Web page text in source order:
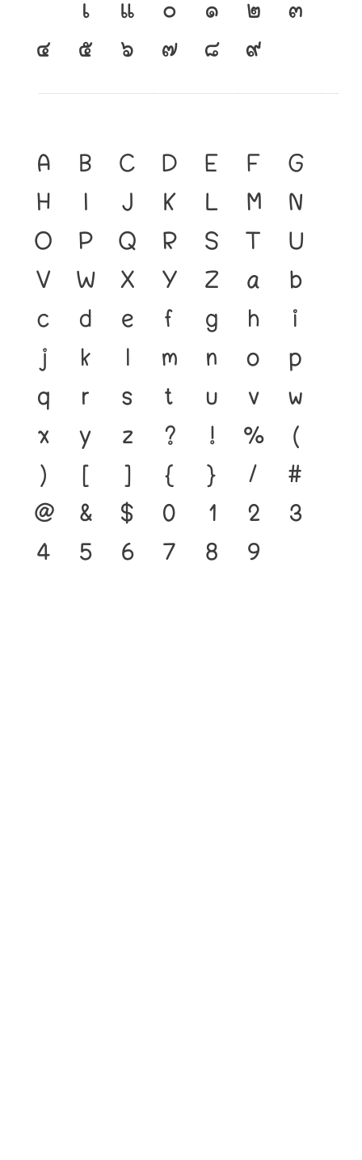
๔
๕ ๖ ๗ ๘ ๙
A B C D E F
G
H
I J K L M
N
O
P Q R S T
U
V
W X Y Z a
b
c
d e f g h
i
j
k l m n o
p
q
r s t u v
w
x
y z ? ! %
(
)
[ ] { } /
#
@
& $ 0 1 2
3
4
5 6 7 8 9